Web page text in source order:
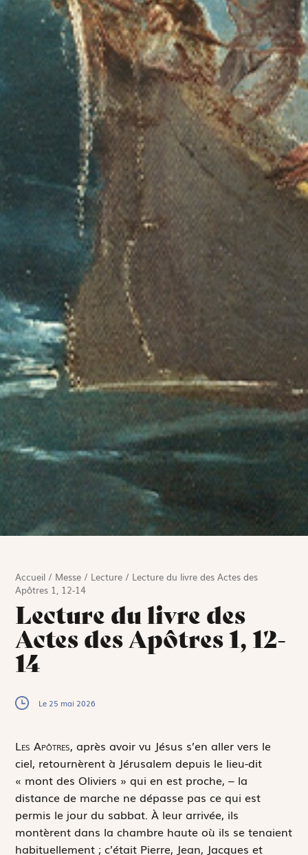
Accueil / Messe / Lecture / Lecture du livre des Actes des
Apôtres 1, 12-14
Lecture du livre des
Actes des Apôtres 1, 12-
14
Le 25 mai 2026
Les Apôtres, après avoir vu Jésus s’en aller vers le
ciel, retournèrent à Jérusalem depuis le lieu-dit
« mont des Oliviers » qui en est proche, – la
distance de marche ne dépasse pas ce qui est
permis le jour du sabbat. À leur arrivée, ils
montèrent dans la chambre haute où ils se tenaient
habituellement ; c’était Pierre, Jean, Jacques et